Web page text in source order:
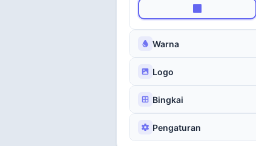
Warna
Logo
Bingkai
Pengaturan